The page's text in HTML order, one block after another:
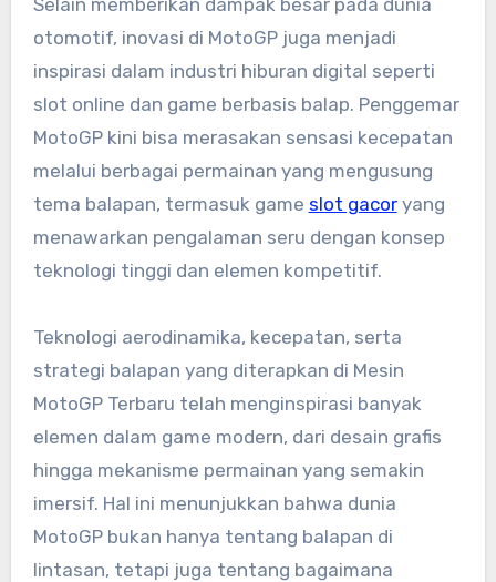
otomotif, inovasi di MotoGP juga menjadi
inspirasi dalam industri hiburan digital seperti
slot online dan game berbasis balap. Penggemar
MotoGP kini bisa merasakan sensasi kecepatan
melalui berbagai permainan yang mengusung
tema balapan, termasuk game slot gacoryang
menawarkan pengalaman seru dengan konsep
teknologi tinggi dan elemen kompetitif.
Teknologi aerodinamika, kecepatan, serta
strategi balapan yang diterapkan di Mesin
MotoGP Terbaru telah menginspirasi banyak
elemen dalam game modern, dari desain grafis
hingga mekanisme permainan yang semakin
imersif. Hal ini menunjukkan bahwa dunia
MotoGP bukan hanya tentang balapan di
lintasan, tetapi juga tentang bagaimana